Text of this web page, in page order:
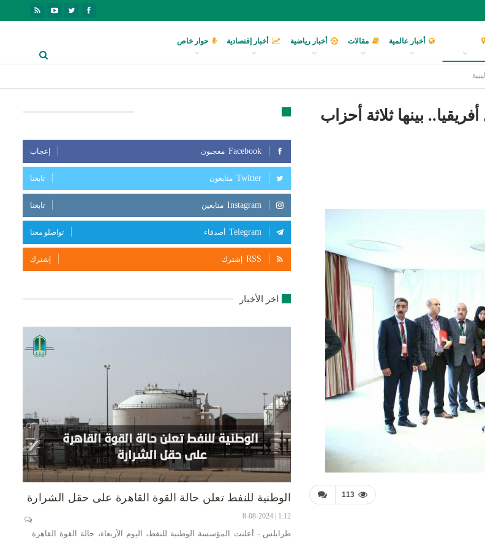
أخبار عالمية مقالات أخبار رياضية أخبار إقتصادية حوار خاص
بينها ثلاثة أحزاب
113
Facebook معجبون إعجاب
Twitter متابعون تابعنا
Instagram متابعين تابعنا
Telegram أصدقاء تواصلو معنا
RSS إشترك إشترك
اخر الأخبار
الوطنية للنفط تعلن حالة القوة القاهرة على حقل الشرارة
1:12 | 8-08-2024
طرابلس - أعلنت المؤسسة الوطنية للنفط، اليوم الأربعاء، حالة القوة القاهرة